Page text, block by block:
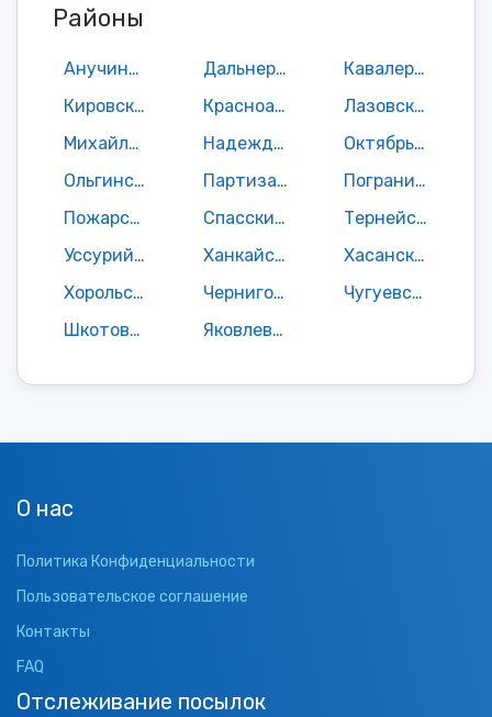
Районы
Анучинский район Дальнереченский район
Кавалеровский район
Кировский район
Красноармейский район
Лазовский район
Михайловский район
Надеждинский район
Октябрьский район
Ольгинский район
Партизанский район
Пограничный район
Пожарский район
Спасский район
Тернейский район
Уссурийский район
Ханкайский район
Хасанский район
Хорольский район
Черниговский район
Чугуевский район
Шкотовский район
Яковлевский район
О нас
Политика Конфиденциальности
Пользовательское соглашение
Контакты
FAQ
Отслеживание посылок